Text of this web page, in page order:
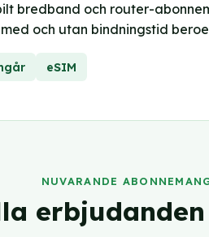
bredband och router-
och utan bindningstid
eSIM
NUVARANDE